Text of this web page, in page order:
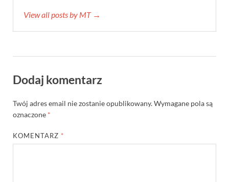
View all posts by MT →
Dodaj komentarz
Twój adres email nie zostanie opublikowany.Wymagane pola są
oznaczone *
KOMENTARZ *